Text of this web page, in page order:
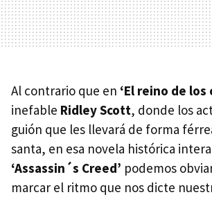
Al contrario que en ‘El reino de los
inefable Ridley Scott, donde los
guión que les llevará de forma
santa, en esa novela histórica
‘Assassin´s Creed’ podemos
marcar el ritmo que nos dicte